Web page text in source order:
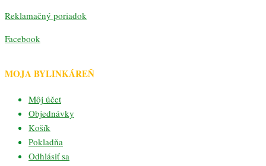
Reklamačný poriadok
Facebook
MOJA BYLINKÁREŇ
Môj účet
Objednávky
Košík
Pokladňa
Odhlásiť sa